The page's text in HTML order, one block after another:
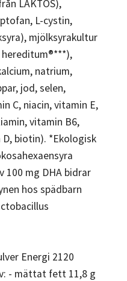
LAKTOS),
L-cystin,
mjölksyrakultur
natrium,
jod, selen,
C, niacin, vitamin E,
vitamin B6,
biotin). *Ekologisk
100 mg DHA bidrar
hos spädbarn
Energi 2120
- mättat fett 11,8 g